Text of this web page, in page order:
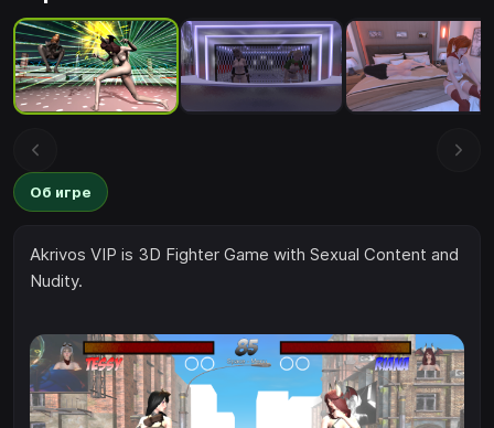
Об игре
Akrivos VIP is 3D Fighter Game with Sexual Content and
Nudity.